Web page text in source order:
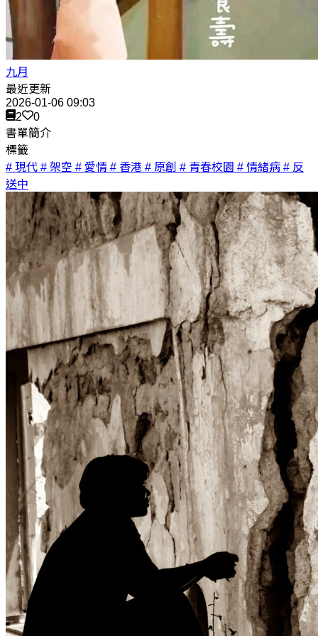
九月
最近更新
2026-01-06 09:03
2
0
書單簡介
標籤
# 現代 # 架空 # 愛情 # 香港 # 原創 # 青春校園 # 情緒病 # 反
送中